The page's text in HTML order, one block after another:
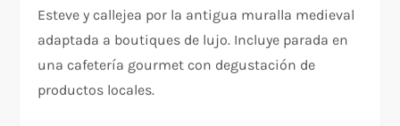
Esteve y callejea por la antigua muralla medieval
adaptada a boutiques de lujo. Incluye parada en
una cafetería gourmet con degustación de
productos locales.